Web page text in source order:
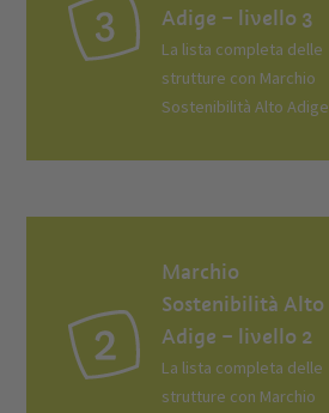
Adige – livello 3
La lista completa delle
strutture con Marchio
Sostenibilità Alto Adige
Marchio
Sostenibilità Alto
Adige – livello 2
La lista completa delle
strutture con Marchio